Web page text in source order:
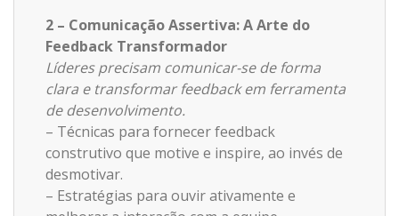
2 – Comunicação Assertiva: A Arte do
Feedback Transformador
Líderes precisam comunicar-se de forma
clara e transformar feedback em ferramenta
de desenvolvimento.
– Técnicas para fornecer feedback
construtivo que motive e inspire, ao invés de
desmotivar.
– Estratégias para ouvir ativamente e